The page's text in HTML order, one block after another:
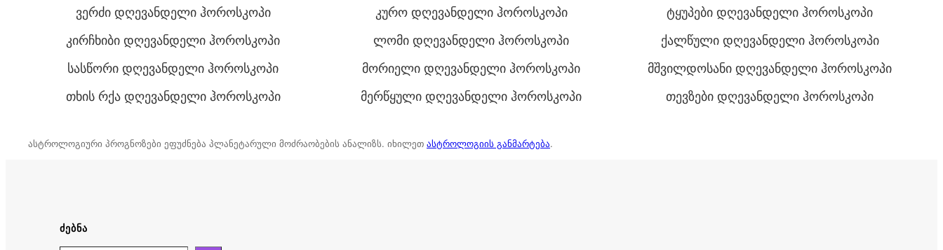
ვერძი დღევანდელი ჰოროსკოპი კურო დღევანდელი ჰოროსკოპი
ტყუპები დღევანდელი ჰოროსკოპი
კირჩხიბი დღევანდელი ჰოროსკოპი
ლომი დღევანდელი ჰოროსკოპი
ქალწული დღევანდელი ჰოროსკოპი
სასწორი დღევანდელი ჰოროსკოპი
მორიელი დღევანდელი ჰოროსკოპი
მშვილდოსანი დღევანდელი ჰოროსკოპი
თხის რქა დღევანდელი ჰოროსკოპი
მერწყული დღევანდელი ჰოროსკოპი თევზები დღევანდელი ჰოროსკოპი
ასტროლოგიური პროგნოზები ეფუძნება პლანეტარული მოძრაობების ანალიზს. იხილეთ ასტროლოგიის განმარტება.
ᲫᲔᲑᲜᲐ